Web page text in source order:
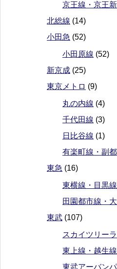
京王線・京王
北総線 (14)
小田急 (52)
小田原線 (52)
新京成 (25)
東京メトロ (9)
丸の内線 (4)
千代田線 (3)
日比谷線 (1)
有楽町線・副
東急 (16)
東横線・目黒
田園都市線・
東武 (107)
スカイツリー
東上線・越生線
東武アーバン